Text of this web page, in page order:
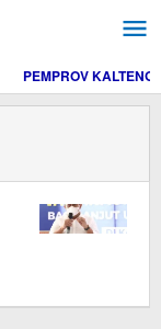
PEMPROV KALTENG